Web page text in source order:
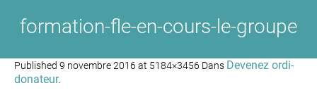
formation-fle-en-cours-le-groupe
Published 9 novembre 2016 at 5184×3456 Dans Devenez ordi-
donateur.